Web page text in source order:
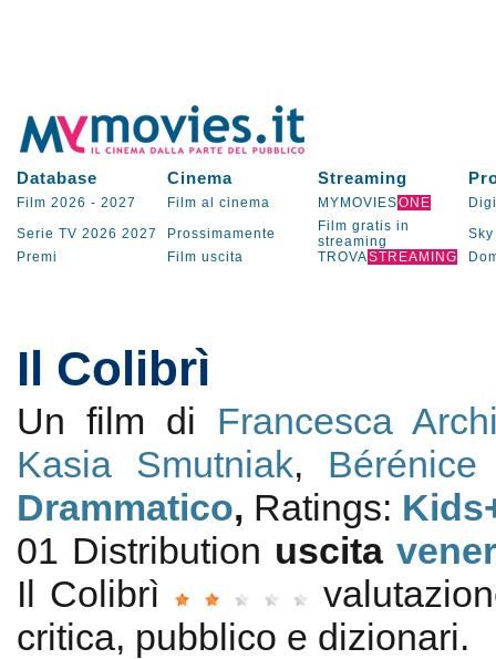
Database Cinema Streaming
Film 2026 - 2027 Film al cinema MYMOVIESONE
Serie TV 2026 2027 Prossimamente
Film gratis in
streaming
Sky
Premi
Film uscita TROVASTREAMING
Il Colibrì
Un film di Francesca
Kasia Smutniak,
Drammatico, Ratings:
01 Distribution uscita
Il Colibrì
critica, pubblico e dizionari.